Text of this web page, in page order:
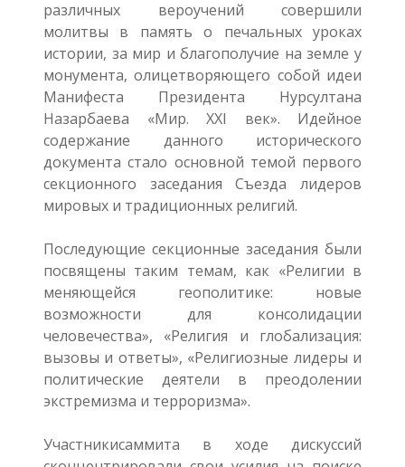
различных вероучений совершили
молитвы в память о печальных уроках
истории, за мир и благополучие на земле у
монумента, олицетворяющего собой идеи
Манифеста Президента Нурсултана
Назарбаева «Мир. XXI век». Идейное
содержание данного исторического
документа стало основной темой первого
секционного заседания Съезда лидеров
мировых и традиционных религий.
Последующие секционные заседания были
посвящены таким темам, как «Религии в
меняющейся геополитике: новые
возможности для консолидации
человечества», «Религия и глобализация:
вызовы и ответы», «Религиозные лидеры и
политические деятели в преодолении
экстремизма и терроризма».
Участникисаммита в ходе дискуссий